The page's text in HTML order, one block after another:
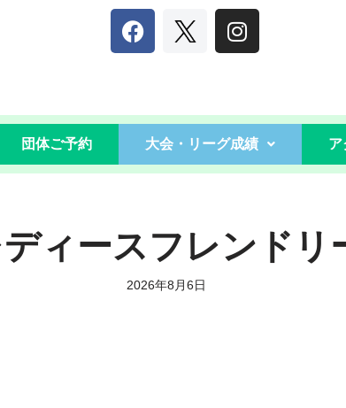
団体ご予約 大会・リーグ成績 ア
ィースフレンドリ
2026年8月6日